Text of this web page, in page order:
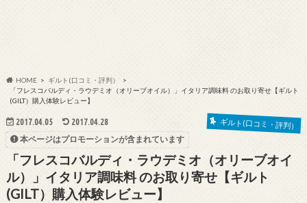
HOME
ギルト(口コミ・評判）
「フレスコバルディ・ラウデミオ（オリーブオイル）」イタリア調味料 のお取り寄せ【ギルト
(GILT）購入体験レビュー】
2017.04.05 2017.04.28 ギルト(口コミ・評判）
本ページはプロモーションが含まれています
「フレスコバルディ・ラウデミオ（オリーブオイ
ル）」イタリア調味料 のお取り寄せ【ギルト
(GILT）購入体験レビュー】